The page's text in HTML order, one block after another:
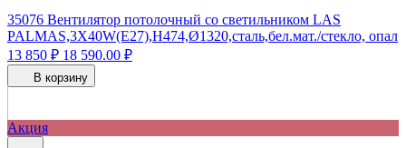
35076 Вентилятор потолочный со светильником LAS
PALMAS,3X40W(Е27),H474,Ø1320,сталь,бел.мат./стекло, опал
13 850 ₽ 18 590.00 ₽
В корзину
Акция